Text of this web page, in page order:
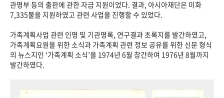
관명부 등의 출판에 관한 자금 지원이었다. 결과, 아시아재단은 미화
7,335불을 지원하였고 관련 사업을 진행할 수 있었다.
가족계획사업 관련 인명 및 기관명록, 연구결과 초록지를 발간하였고,
가족계획요원을 위한 소식과 가족계획 관련 정보 공유를 위한 신문 형식
의 뉴스지인 ‘가족계획 소식’을 1974년 6월 창간하여 1976년 8월까지
발간하였다.